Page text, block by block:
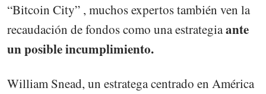
“Bitcoin City” , muchos expertos también ven la
recaudación de fondos como una estrategiaante
un posible incumplimiento.
William Snead, un estratega centrado en América